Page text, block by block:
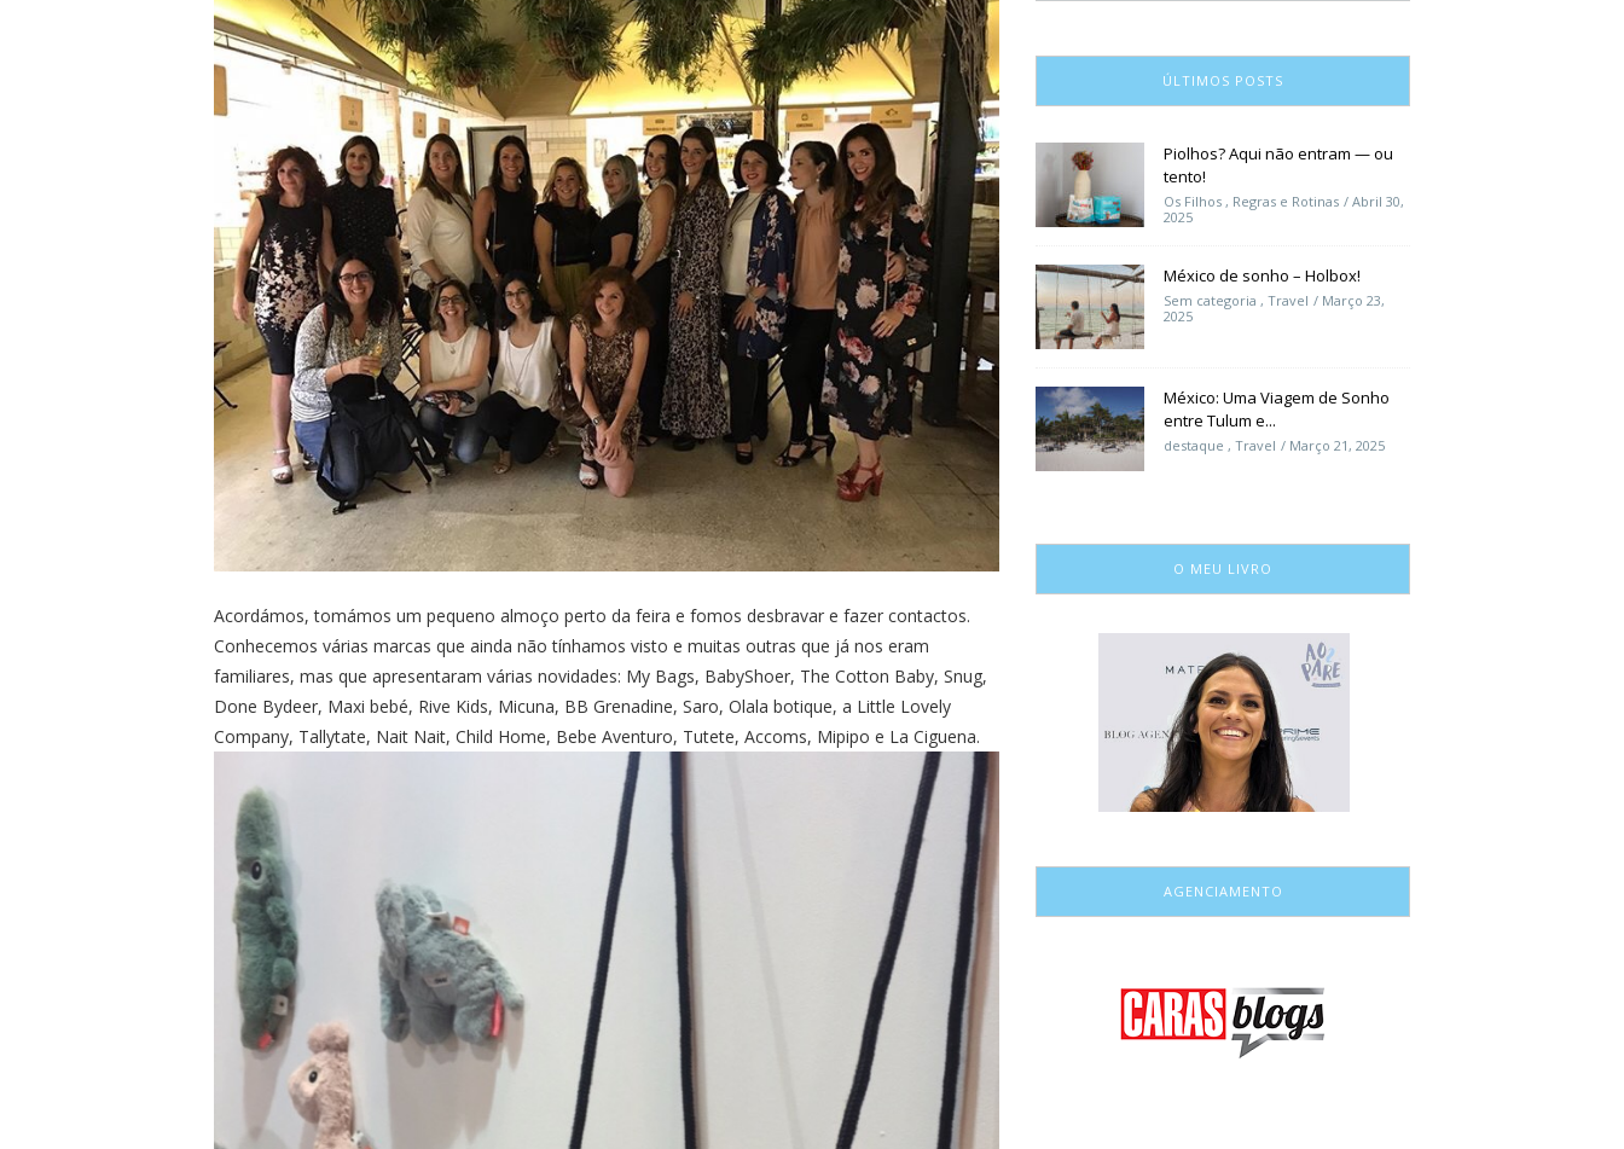
Acordámos, tomámos um pequeno almoço perto da feira e fomos desbravar e fazer contactos.
Conhecemos várias marcas que ainda não tínhamos visto e muitas outras que já nos eram
familiares, mas que apresentaram várias novidades: My Bags, BabyShoer, The Cotton Baby, Snug,
Done Bydeer, Maxi bebé, Rive Kids, Micuna, BB Grenadine, Saro, Olala botique, a Little Lovely
Company, Tallytate, Nait Nait, Child Home, Bebe Aventuro, Tutete, Accoms, Mipipo e La Ciguena.
ÚLTIMOS POSTS
Piolhos? Aqui não entram — ou
tento!
Os Filhos , Regras e Rotinas
Abril 30,
2025
México de sonho – Holbox!
Sem categoria , Travel
Março 23,
2025
México: Uma Viagem de Sonho
entre Tulum e...
destaque , Travel Março 21, 2025
O MEU LIVRO
AGENCIAMENTO